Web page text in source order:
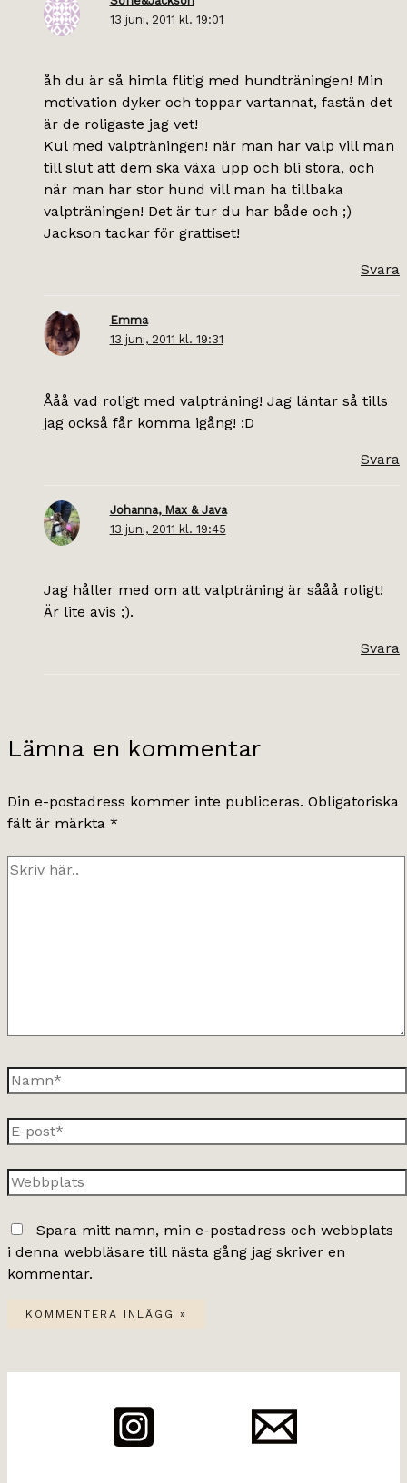
13 juni, 2011 kl. 19:01
åh du är så himla flitig med hundträningen! Min
motivation dyker och toppar vartannat, fastän det
är de roligaste jag vet!
Kul med valpträningen! när man har valp vill man
till slut att dem ska växa upp och bli stora, och
när man har stor hund vill man ha tillbaka
valpträningen! Det är tur du har både och ;)
Jackson tackar för grattiset!
Svara
Emma
13 juni, 2011 kl. 19:31
Ååå vad roligt med valpträning! Jag läntar så tills
jag också får komma igång! :D
Svara
Johanna, Max & Java
13 juni, 2011 kl. 19:45
Jag håller med om att valpträning är sååå roligt!
Är lite avis ;).
Svara
Lämna en kommentar
Din e-postadress kommer inte publiceras. Obligatoriska
fält är märkta *
Skriv
Namn*
E-
post*
Webbplats
Spara mitt namn, min e-postadress och webbplats
i denna webbläsare till nästa gång jag skriver en
kommentar.